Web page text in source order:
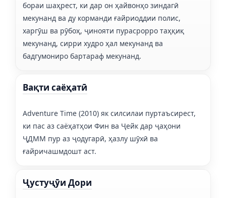
бораи шаҳрест, ки дар он ҳайвонҳо зиндагӣ
мекунанд ва ду корманди ғайриоддии полис,
харгӯш ва рӯбоҳ, ҷинояти пурасрорро таҳқиқ
мекунанд, сирри худро ҳал мекунанд ва
бадгумониро бартараф мекунанд.
Вақти саёҳатӣ
Adventure Time (2010) як силсилаи пуртаъсирест,
ки пас аз саёҳатҳои Фин ва Ҷейк дар ҷаҳони
ҶДММ пур аз ҷодугарӣ, ҳазлу шӯхӣ ва
ғайричашмдошт аст.
Ҷустуҷӯи Дори